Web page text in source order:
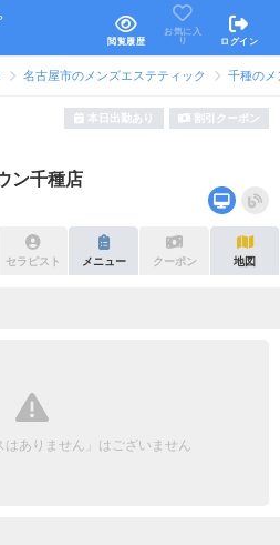
閲覧履歴
お気に入
り
ログイン
名古屋市のメンズエステティック 千種のメ
本日出勤あり 割引クーポン
ン千種店
セラピスト メニュー クーポン 地図
ありません」はございません